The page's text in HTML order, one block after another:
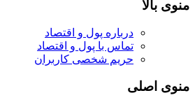
منوی بالا
درباره پول و اقتصاد
تماس با پول و اقتصاد
حریم شخصی کاربران
منوی اصلی